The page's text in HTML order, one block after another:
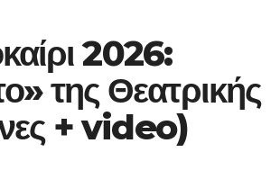
2026:
της Θεατρικής
+ video)